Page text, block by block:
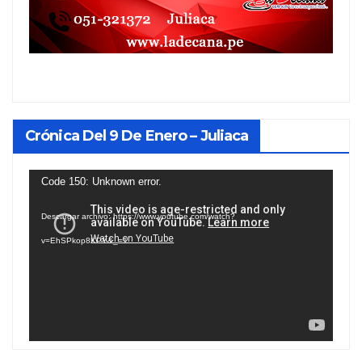
Crónica Del 9 De Enero – Juliaca
Reproductor
vídeo
Code 150: Unknown error.
Descargar archivo: https://www.youtube.com/watch?
v=EhSPkop8KPY&_=1